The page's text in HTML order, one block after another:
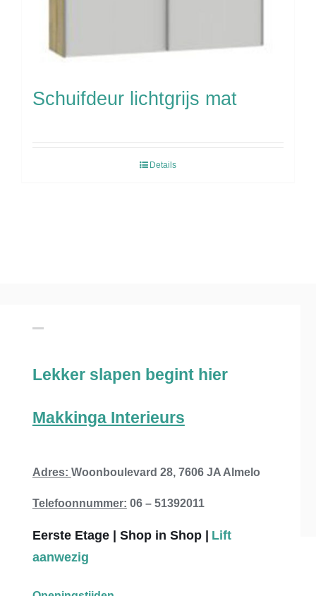
Schuifdeur lichtgrijs mat
Details
Lekker slapen begint hier
Makkinga Interieurs
Adres: Woonboulevard 28, 7606 JA Almelo
Telefoonnummer: 06 – 51392011
Eerste Etage | Shop in Shop | Lift
aanwezig